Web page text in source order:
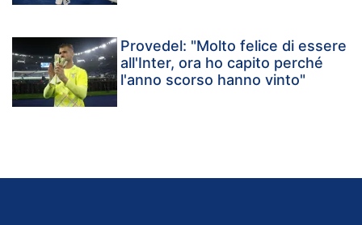
Provedel: "Molto felice di essere
all'Inter, ora ho capito perché
l'anno scorso hanno vinto"